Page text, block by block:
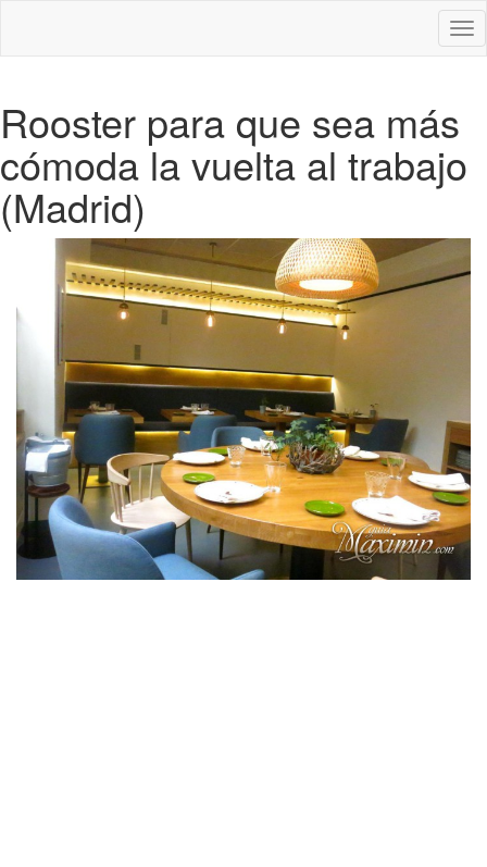
Rooster para que sea más
cómoda la vuelta al trabajo
(Madrid)